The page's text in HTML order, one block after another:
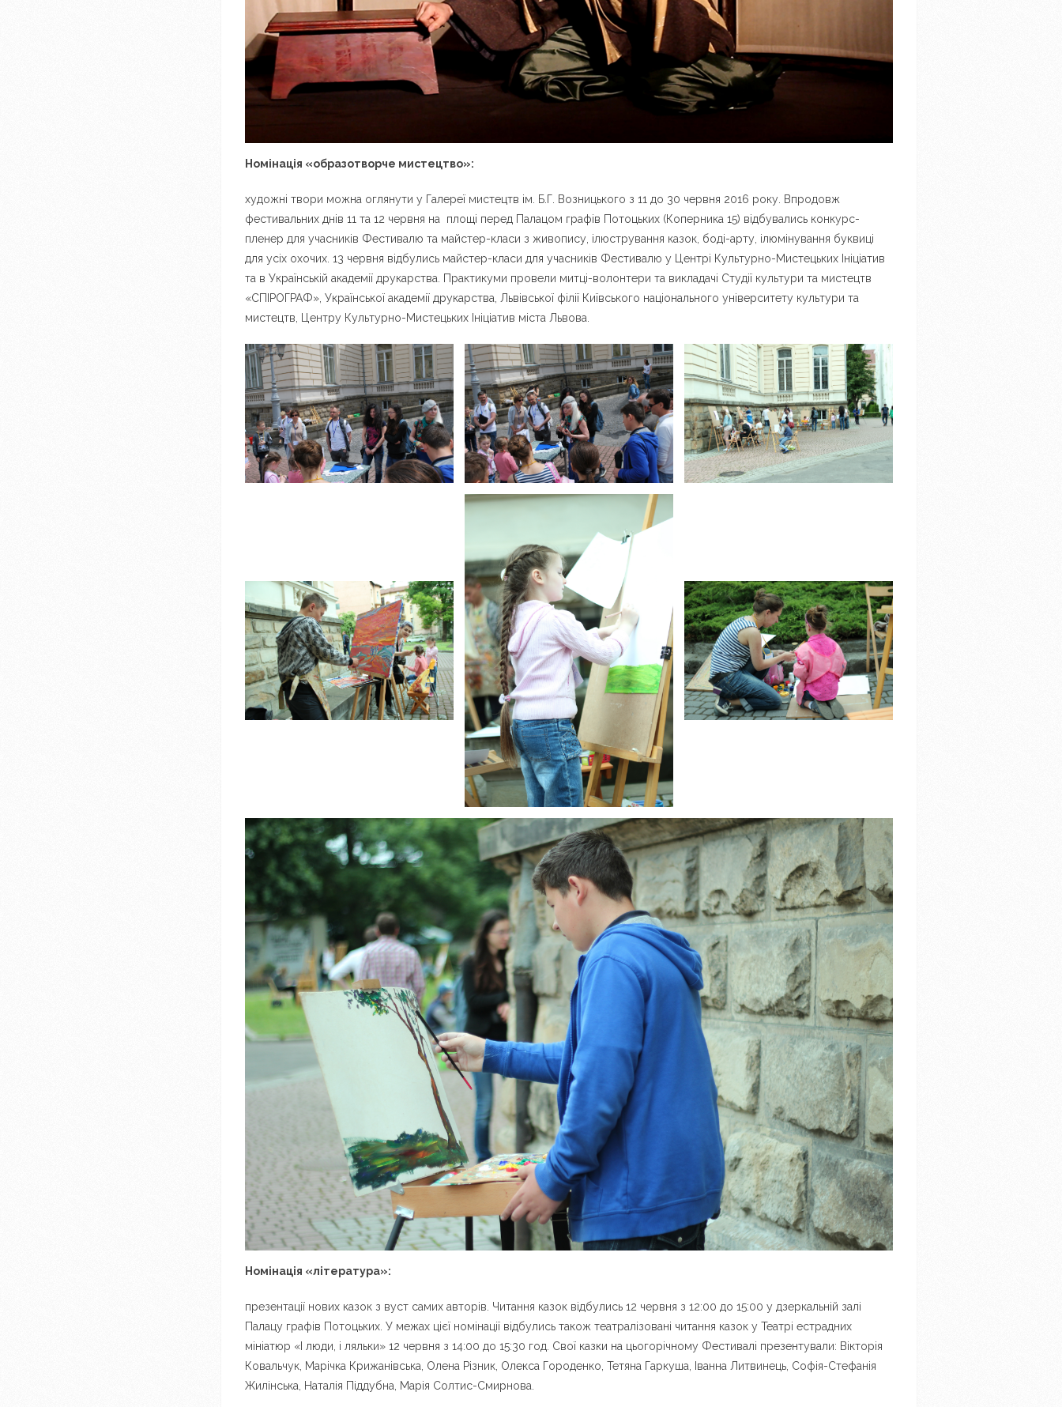
Номінація «образотворче мистецтво»:
художні твори можна оглянути у Галереї мистецтв ім. Б.Г. Возницького з 11 до 30 червня 2016 року. Впродовж
фестивальних днів 11 та 12 червня на площі перед Палацом графів Потоцьких (Коперника 15) відбувались конкурс-
пленер для учасників Фестивалю та майстер-класи з живопису, ілюстрування казок, боді-арту, ілюмінування буквиці
для усіх охочих. 13 червня відбулись майстер-класи для учасників Фестивалю у Центрі Культурно-Мистецьких Ініціатив
та в Українській академії друкарства. Практикуми провели митці-волонтери та викладачі Студії культури та мистецтв
«СПІРОГРАФ», Української академії друкарства, Львівської філії Київського національного університету культури та
мистецтв, Центру Культурно-Мистецьких Ініціатив міста Львова.
Номінація «література»:
презентації нових казок з вуст самих авторів. Читання казок відбулись 12 червня з 12:00 до 15:00 у дзеркальній залі
Палацу графів Потоцьких. У межах цієї номінації відбулись також театралізовані читання казок у Театрі естрадних
мініатюр «І люди, і ляльки» 12 червня з 14:00 до 15:30 год. Свої казки на цьогорічному Фестивалі презентували: Вікторія
Ковальчук, Марічка Крижанівська, Олена Різник, Олекса Городенко, Тетяна Гаркуша, Іванна Литвинець, Софія-Стефанія
Жилінська, Наталія Піддубна, Марія Солтис-Смирнова.